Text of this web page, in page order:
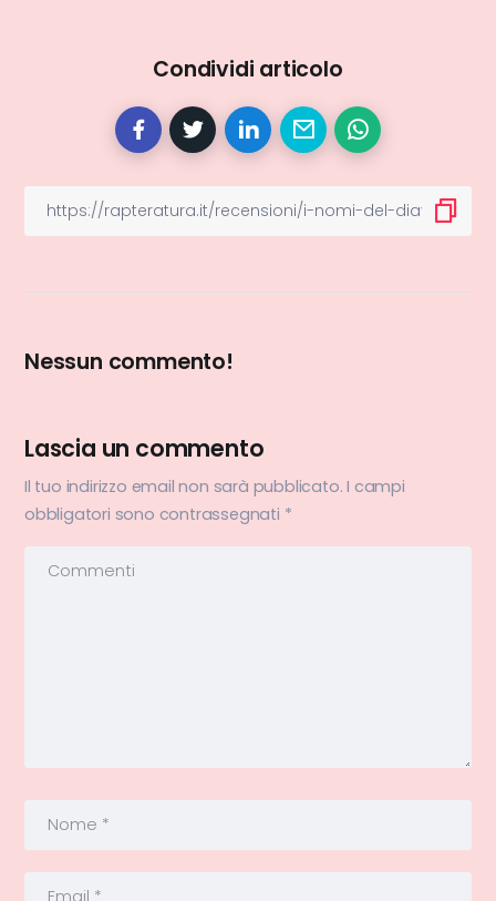
Condividi articolo
Nessun commento!
Lascia un commento
Il tuo indirizzo email non sarà pubblicato. I campi
obbligatori sono contrassegnati *